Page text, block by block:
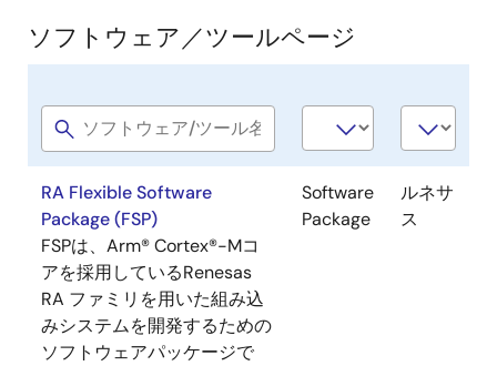
ソフトウェア／ツールページ
title
type
社
RA Flexible Software
Package (FSP)
FSPは、Arm® Cortex®-Mコ
アを採用しているRenesas
RA ファミリを用いた組み込
みシステムを開発するための
ソフトウェアパッケージで
Software
Package
ルネサ
ス